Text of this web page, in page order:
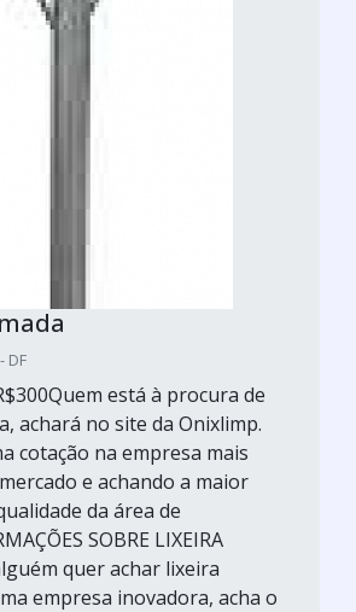
DF
está à procura de
achará no site da Onixlimp.
cotação na empresa mais
e achando a maior
da área de
SOBRE LIXEIRA
quer achar lixeira
empresa inovadora, acha o